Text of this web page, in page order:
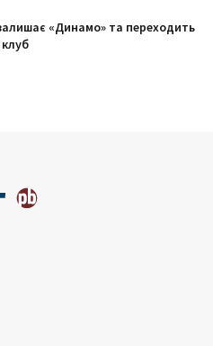
«Динамо» та переходить